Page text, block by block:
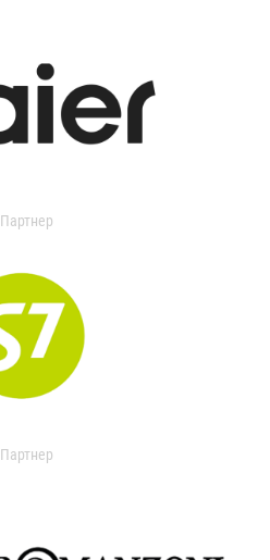
Партнер
Партнер